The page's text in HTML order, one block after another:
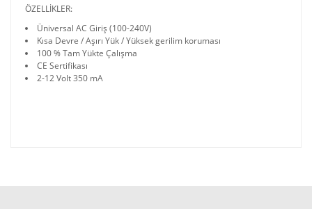
ÖZELLİKLER:
Üniversal AC Giriş (100-240V)
Kısa Devre / Aşırı Yük / Yüksek gerilim koruması
100 % Tam Yükte Çalışma
CE Sertifikası
2-12 Volt 350 mA